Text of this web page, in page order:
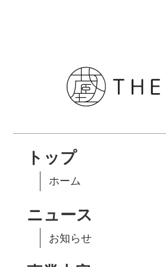
トップ
ホーム
ニュース
お知らせ